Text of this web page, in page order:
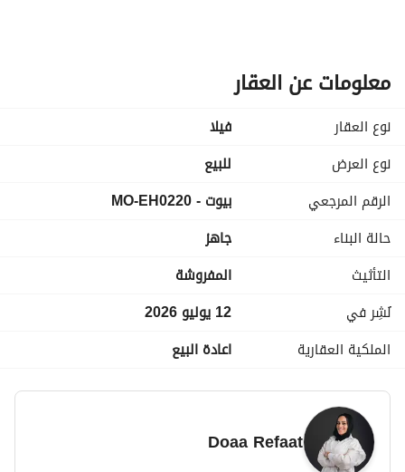
تشطيبات كاملة مع مكيفات وخزائن مطبخ
معلومات عن العقار
نوع العقار
فیلا
نوع العرض
للبيع
الرقم المرجعي
بيوت - MO-EH0220
حالة البناء
جاهز
التأثيث
المفروشة
نُشِر في
12 يوليو 2026
الملكية العقارية
اعادة البيع
Doaa Refaat